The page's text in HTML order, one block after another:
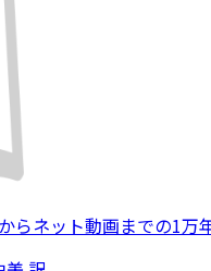
らネット動画までの1万